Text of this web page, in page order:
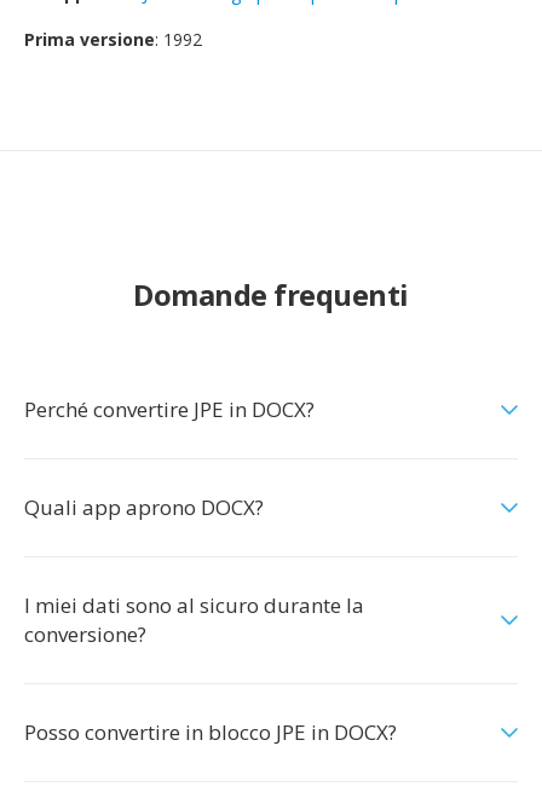
Prima versione: 1992
Domande frequenti
Perché convertire JPE in DOCX?
Quali app aprono DOCX?
I miei dati sono al sicuro durante la
conversione?
Posso convertire in blocco JPE in DOCX?